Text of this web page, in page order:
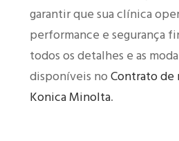
garantir que sua clínica
performance e segurança
todos os detalhes e as
disponíveis noContrato de
Konica Minolta.